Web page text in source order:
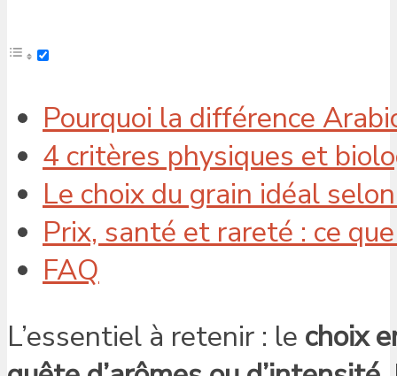
Pourquoi la différence
4 critères physiques et
Le choix du grain idéal
Prix, santé et rareté : ce
FAQ
L’essentiel à retenir : le choix